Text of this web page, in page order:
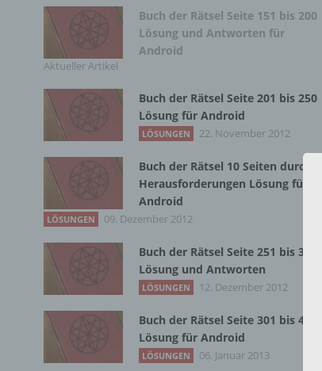
Buch der Rätsel Seite 151 bis 200
Lösung und Antworten für
Android
Aktueller Artikel
Buch der Rätsel Seite 201 bis 250
Lösung für Android
LÖSUNGEN 22. November 2012
Buch der Rätsel 10 Seiten durch
Herausforderungen Lösung für
Android
LÖSUNGEN 09. Dezember 2012
Buch der Rätsel Seite 251 bis 300
Lösung und Antworten
LÖSUNGEN 12. Dezember 2012
Buch der Rätsel Seite 301 bis 400
Lösung für Android
LÖSUNGEN 06. Januar 2013